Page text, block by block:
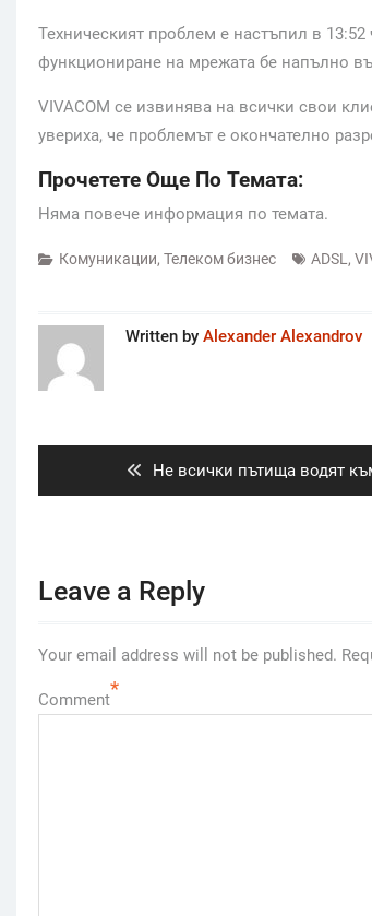
Техническият проблем е настъпил в
функциониране на мрежата бе напълно
VIVACOM се извинява на всички свои
увериха, че проблемът е окончателно
Прочетете Още По Темата:
Няма повече информация по темата.
Комуникации, Телеком бизнес ADSL ,
Written by Alexander Alexandrov
Previous
post:
Не всички пътища водят
Leave a Reply
Your email address will not be published.
Comment*